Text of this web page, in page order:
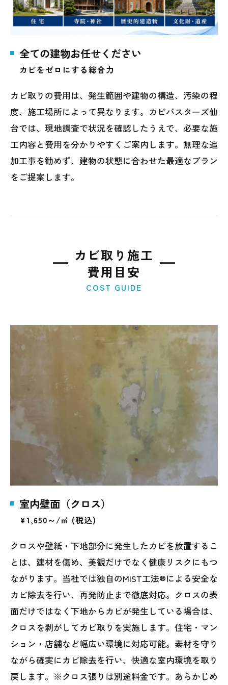
全ての建物お任せください
カビをゼロにする総合力
カビ取りの費用は、発生範囲や建物の構造、汚染の程
度、施工場所によって異なります。カビバスターズ仙
台では、現地調査で状況を確認したうえで、必要な施
工内容と費用を分かりやすくご案内します。無理な追
加工事を勧めず、建物の状態に合わせた最適なプラン
をご提案します。
カビ取り施工
費用目安
COST GUIDE
室内壁面（クロス）
¥1,650～/㎡ (税込)
クロスや壁紙・下地部分に発生したカビを放置するこ
とは、建材を傷め、美観だけでなく健康リスクにもつ
ながります。当社では独自のMIST工法®による安全な
カビ除去を行い、再発防止まで徹底対応。クロスの表
面だけではなく下地からカビが発生している場合は、
クロスを剥がしてカビ取りを実施します。住宅・マン
ション・店舗など幅広い環境に対応可能。素材を守り
ながら確実にカビ除去を行い、快適な室内環境を取り
戻します。※クロス張りは別途料金です。あらかじめ